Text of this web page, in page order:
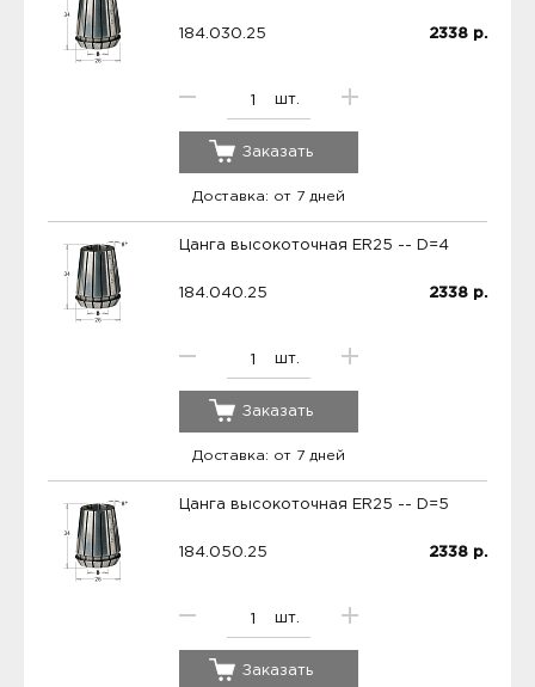
184.030.25
шт.
2338 р.
Заказать
Доставка: от 7 дней
Цанга высокоточная ER25 -- D=4
184.040.25
шт.
2338 р.
Заказать
Доставка: от 7 дней
Цанга высокоточная ER25 -- D=5
184.050.25
шт.
2338 р.
Заказать